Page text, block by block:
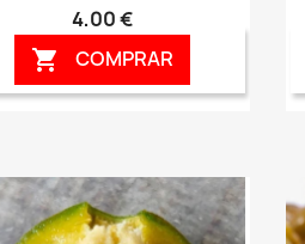
4,00 €
 COMPRAR